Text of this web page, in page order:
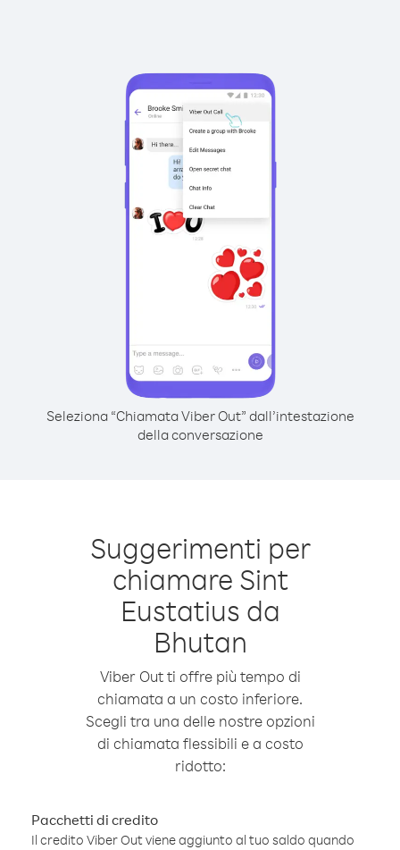
Seleziona “Chiamata Viber Out” dall’intestazione
della conversazione
Suggerimenti per
chiamare Sint
Eustatius da
Bhutan
Viber Out ti offre più tempo di
chiamata a un costo inferiore.
Scegli tra una delle nostre opzioni
di chiamata flessibili e a costo
ridotto:
Pacchetti di credito
Il credito Viber Out viene aggiunto al tuo saldo quando